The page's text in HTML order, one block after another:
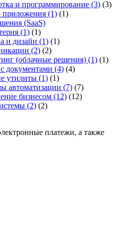
и программирование (3) (3)
приложения (1) (1)
(SaaS)
(1) (1)
и дизайн (1) (1)
(2) (2)
(облачные решения) (1) (1)
документами (4) (4)
утилиты (1) (1)
автоматизации (7) (7)
бизнесом (12) (12)
(2) (2)
платежи, а также